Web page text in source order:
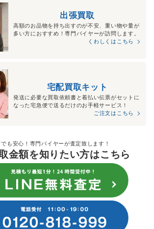
出張買取
高額のお品物を持ち出すのが不安、重い物や量が
多い方におすすめ！専門バイヤーが訪問します。
くわしくはこちら
宅配買取キット
発送に必要な買取依頼書と着払い伝票がセットに
なった宅急便で送るだけのお手軽サービス！
ご注文はこちら
も安心！専門バイヤーが査定致します！
金額を知りたい方はこちら